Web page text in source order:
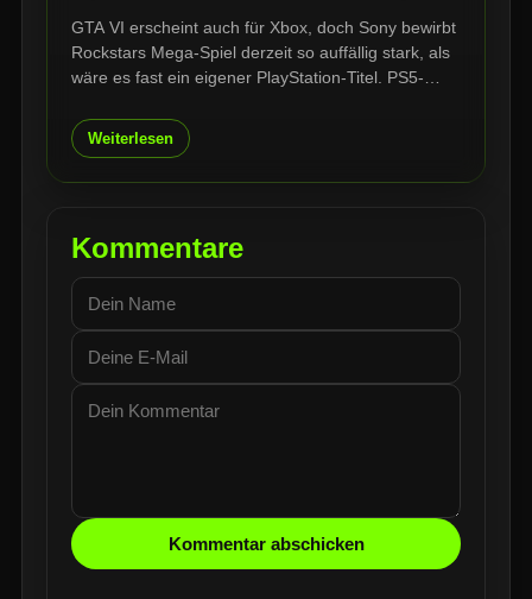
GTA VI erscheint auch für Xbox, doch Sony bewirbt
Rockstars Mega-Spiel derzeit so auffällig stark, als
wäre es fast ein eigener PlayStation-Titel. PS5-
wurden bereits sichtbar auf GTA VI ausgerichtet –
ein klares Signal im Kampf um die wichtigste
Weiterlesen
Kommentare
Kommentar abschicken